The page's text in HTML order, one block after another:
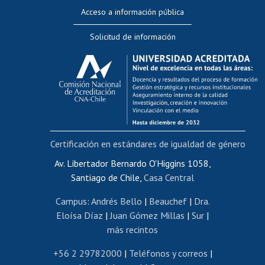
Evaluación docente
Calificación académica
Postulación al AUCAI
Funcionarias/os
Cursos internos de capacitación
Bienestar del personal
Portal de movilidad interna
Certificado de renta
Certificado de renta honorarios
Editar páginas blancas
Extranjeras/os
Revalidación y reconocimiento de títulos
Acceso a información pública
Solicitud de información
Av. Libertador Bernardo O'Higgins 1058,
Santiago de Chile, Casa Central
Campus: Andrés Bello | Beauchef| Dra.
Eloísa Díaz |Juan Gómez Millas | Sur |
más recintos
+56 2 29782000 | Teléfonos y correos |
Certificación en estándares de igualdad de género